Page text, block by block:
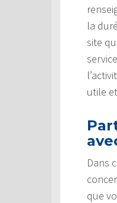
la
site
utile
Dans
que